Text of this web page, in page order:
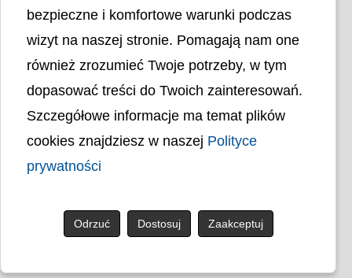
Liczba odwiedzin
Polityka prywatności
Mapa strony
Ochrona Danych Osobowych
Deklaracja Dostępności
© uck.katowice.pl.
bezpieczne i komfortowe warunki podczas
wizyt na naszej stronie. Pomagają nam one
również zrozumieć Twoje potrzeby, w tym
dopasować treści do Twoich zainteresowań.
Szczegółowe informacje ma temat plików
cookies znajdziesz w naszej Polityce
prywatności
Odrzuć Dostosuj Zaakceptuj